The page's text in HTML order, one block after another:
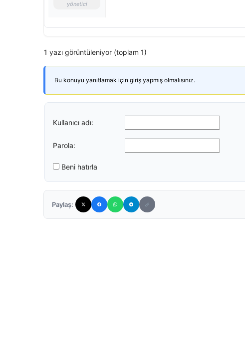
yönetici
1 yazı görüntüleniyor (toplam 1)
Bu konuyu yanıtlamak için giriş yapmış olmalısınız.
Kullanıcı adı:
Parola:
Beni hatırla
Paylaş: